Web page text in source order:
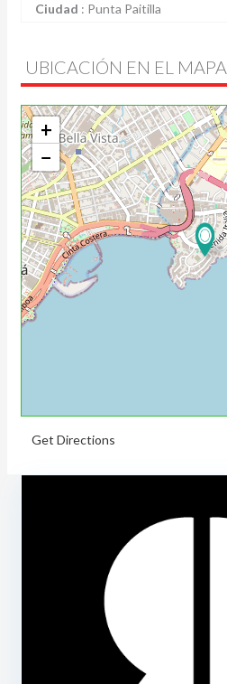
Ciudad : Punta Paitilla
UBICACIÓN EN EL MAPA
+
−
Get Directions